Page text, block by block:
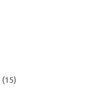
(15)